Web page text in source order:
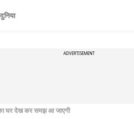
ADVERTISEMENT
का घर देख कर समझ आ जाएगी